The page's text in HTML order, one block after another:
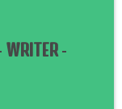
WRITER-